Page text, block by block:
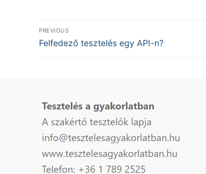
Bejegyzés
navigáció
PREVIOUS
Previous
Felfedező tesztelés egy API-n?